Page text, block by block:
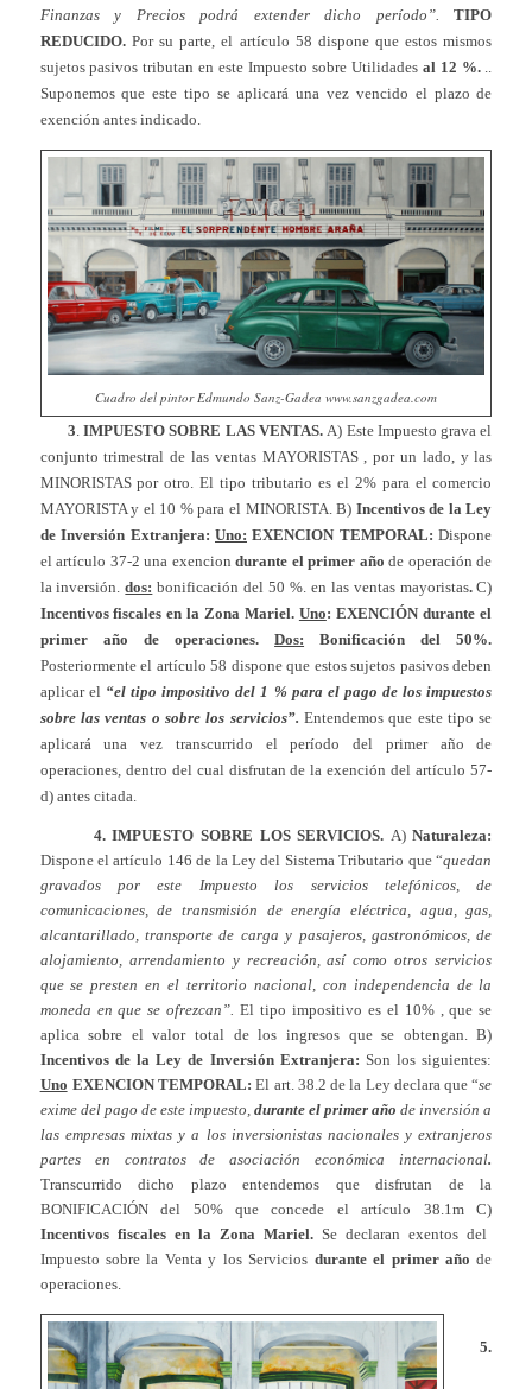
Finanzas y Precios podrá extender dicho período”.TIPO
REDUCIDO. Por su parte, el artículo 58 dispone que estos mismos
sujetos pasivos tributan en este Impuesto sobre Utilidades al 12 %. ..
Suponemos que este tipo se aplicará una vez vencido el plazo de
exención antes indicado.
Cuadro del pintor Edmundo Sanz-Gadea www.sanzgadea.com
3 .IMPUESTO SOBRE LAS VENTAS. A) Este Impuesto grava el
conjunto trimestral de las ventas MAYORISTAS , por un lado, y las
MINORISTAS por otro. El tipo tributario es el 2% para el comercio
MAYORISTA y el 10 % para el MINORISTA. B) Incentivos de la Ley
de Inversión Extranjera: Uno: EXENCION TEMPORAL: Dispone
el artículo 37-2 una exenciondurante el primer año de operación de
la inversión.dos: bonificación del 50 %. en las ventas mayoristas.C)
Incentivos fiscales en la Zona Mariel. Uno: EXENCIÓN durante el
primer año de operaciones.Dos: Bonificación del 50%.
Posteriormente el artículo 58 dispone que estos sujetos pasivos deben
aplicar el “el tipo impositivo del 1 % para el pago de los impuestos
sobre las ventas o sobre los servicios”. Entendemos que este tipo se
aplicará una vez transcurrido el período del primer año de
operaciones, dentro del cual disfrutan de la exención del artículo 57-
d) antes citada.
4. IMPUESTO SOBRE LOS SERVICIOS. A)Naturaleza:
Dispone el artículo 146 de la Ley del Sistema Tributario que “quedan
gravados por este Impuesto los servicios telefónicos, de
comunicaciones, de transmisión de energía eléctrica, agua, gas,
alcantarillado, transporte de carga y pasajeros, gastronómicos, de
alojamiento, arrendamiento y recreación, así como otros servicios
que se presten en el territorio nacional, con independencia de la
moneda en que se ofrezcan”. El tipo impositivo es el 10% , que se
aplica sobre el valor total de los ingresos que se obtengan. B)
Incentivos de la Ley de Inversión Extranjera: Son los siguientes:
Uno EXENCION TEMPORAL:El art. 38.2 de la Ley declara que “se
exime del pago de este impuesto, durante el primer año de inversión a
las empresas mixtas y a los inversionistas nacionales y extranjeros
partes en contratos de asociación económica internacional.
Transcurrido dicho plazo entendemos que disfrutan de la
BONIFICACIÓN del 50% que concede el artículo 38.1m C)
Incentivos fiscales en la Zona Mariel.Se declaran exentos del
Impuesto sobre la Venta y los Servicios durante el primer año de
operaciones.
5.